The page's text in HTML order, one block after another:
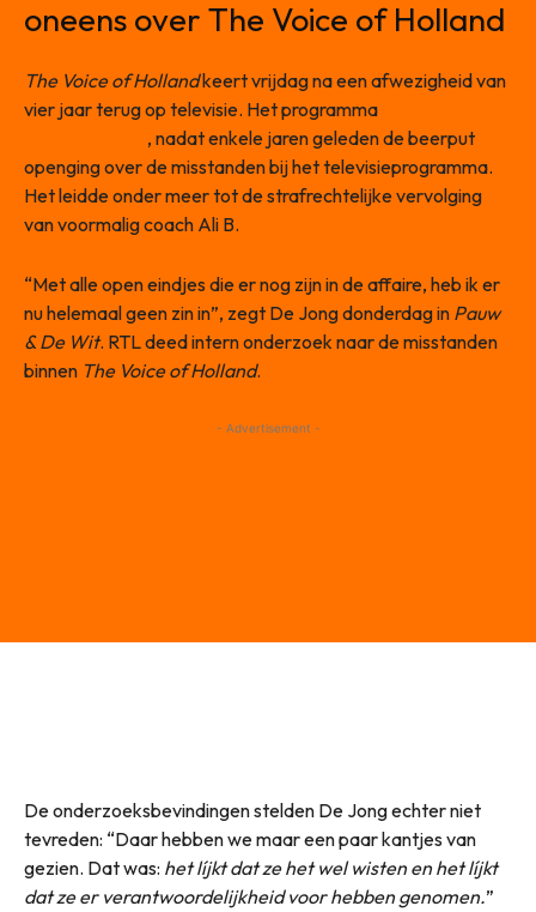
oneens over The Voice of Holland
The Voice of Hollandkeert vrijdag na een afwezigheid van
vier jaar terug op televisie. Het programma
, nadat enkele jaren geleden de beerput
openging over de misstanden bij het televisieprogramma.
Het leidde onder meer tot de strafrechtelijke vervolging
van voormalig coach Ali B.
“Met alle open eindjes die er nog zijn in de affaire, heb ik er
nu helemaal geen zin in”, zegt De Jong donderdag in Pauw
& De Wit. RTL deed intern onderzoek naar de misstanden
binnen The Voice of Holland.
- Advertisement -
De onderzoeksbevindingen stelden De Jong echter niet
tevreden: “Daar hebben we maar een paar kantjes van
gezien. Dat was: het líjkt dat ze het wel wisten en het líjkt
dat ze er verantwoordelijkheid voor hebben genomen.”